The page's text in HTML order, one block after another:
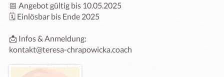
📅 Angebot gültig bis 10.05.2025
🗓️ Einlösbar bis Ende 2025
📩 Infos & Anmeldung:
kontakt@teresa-chrapowicka.coach